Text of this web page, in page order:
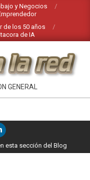
y Negocios
de los 50 años
de IA
GENERAL
esta sección del Blog